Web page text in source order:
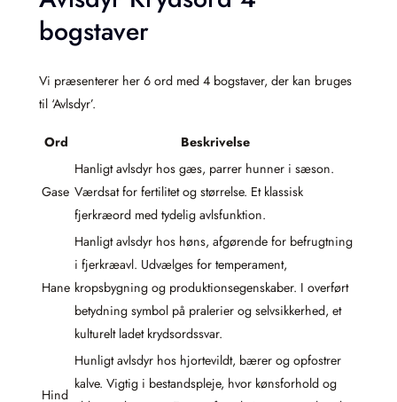
bogstaver
Vi præsenterer her 6 ord med 4 bogstaver, der kan bruges
til ‘Avlsdyr’.
Ord Beskrivelse
Gase
Hanligt avlsdyr hos gæs, parrer hunner i sæson.
Værdsat for fertilitet og størrelse. Et klassisk
fjerkræord med tydelig avlsfunktion.
Hane
Hanligt avlsdyr hos høns, afgørende for befrugtning
i fjerkræavl. Udvælges for temperament,
kropsbygning og produktionsegenskaber. I overført
betydning symbol på pralerier og selvsikkerhed, et
kulturelt ladet krydsordssvar.
Hind
Hunligt avlsdyr hos hjortevildt, bærer og opfostrer
kalve. Vigtig i bestandspleje, hvor kønsforhold og